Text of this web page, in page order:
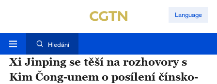
Language
Hledání
Xi Jinping se těší na rozhovory s
Kim Čong-unem o posílení čínsko-